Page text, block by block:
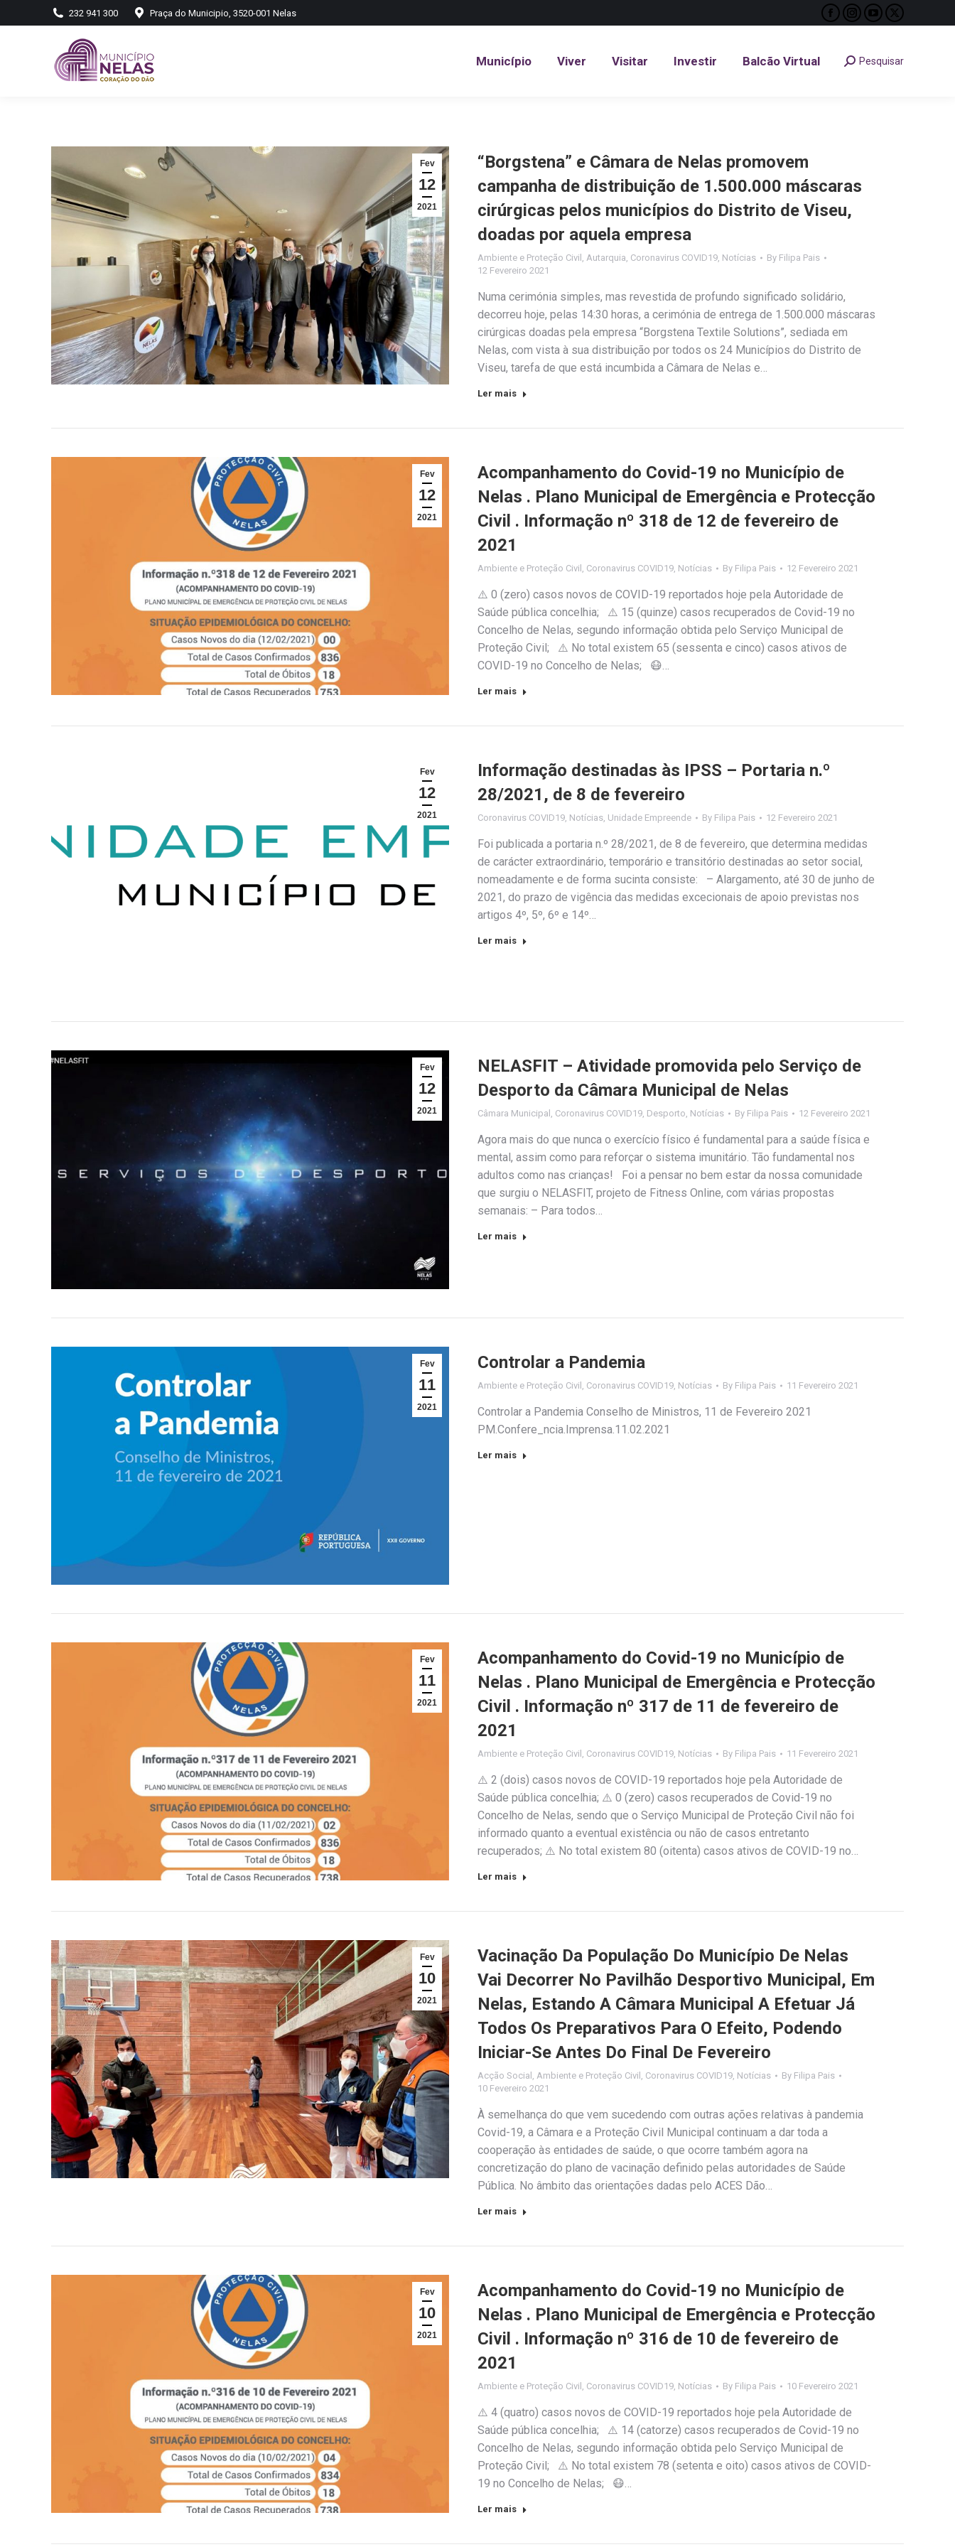
232 941 300 Praça do Municipio, 3520-001 Nelas
Facebook
opens
Instagram
opens
YouTube
opens
X
opens
Município Viver Visitar Investir Balcão Virtual Search:Pesquisar
Fev
12
2021
“Borgstena” e Câmara de Nelas promovem
campanha de distribuição de 1.500.000 máscaras
cirúrgicas pelos municípios do Distrito de Viseu,
doadas por aquela empresa
Ambiente e Proteção Civil , Autarquia, Coronavirus COVID19, Notícias By Filipa Pais
12 Fevereiro 2021
Numa cerimónia simples, mas revestida de profundo significado solidário,
decorreu hoje, pelas 14:30 horas, a cerimónia de entrega de 1.500.000 máscaras
cirúrgicas doadas pela empresa “Borgstena Textile Solutions”, sediada em
Nelas, com vista à sua distribuição por todos os 24 Municípios do Distrito de
Viseu, tarefa de que está incumbida a Câmara de Nelas e…
Ler mais
Fev
12
2021
Acompanhamento do Covid-19 no Município de
Nelas . Plano Municipal de Emergência e Protecção
Civil . Informação nº 318 de 12 de fevereiro de
2021
Ambiente e Proteção Civil , Coronavirus COVID19, Notícias By Filipa Pais 12 Fevereiro 2021
⚠️ 0 (zero) casos novos de COVID-19 reportados hoje pela Autoridade de
Saúde pública concelhia; ⚠️ 15 (quinze) casos recuperados de Covid-19 no
Concelho de Nelas, segundo informação obtida pelo Serviço Municipal de
Proteção Civil; ⚠️ No total existem 65 (sessenta e cinco) casos ativos de
COVID-19 no Concelho de Nelas; 😷…
Ler mais
Fev
12
2021
Informação destinadas às IPSS – Portaria n.º
28/2021, de 8 de fevereiro
Coronavirus COVID19, Notícias, Unidade Empreende By Filipa Pais 12 Fevereiro 2021
Foi publicada a portaria n.º 28/2021, de 8 de fevereiro, que determina medidas
de carácter extraordinário, temporário e transitório destinadas ao setor social,
nomeadamente e de forma sucinta consiste: – Alargamento, até 30 de junho de
2021, do prazo de vigência das medidas excecionais de apoio previstas nos
artigos 4º, 5º, 6º e 14º…
Ler mais
Fev
12
2021
NELASFIT – Atividade promovida pelo Serviço de
Desporto da Câmara Municipal de Nelas
Câmara Municipal , Coronavirus COVID19, Desporto, Notícias By Filipa Pais 12 Fevereiro 2021
Agora mais do que nunca o exercício físico é fundamental para a saúde física e
mental, assim como para reforçar o sistema imunitário. Tão fundamental nos
adultos como nas crianças! Foi a pensar no bem estar da nossa comunidade
que surgiu o NELASFIT, projeto de Fitness Online, com várias propostas
semanais: – Para todos…
Ler mais
Fev
11
2021
Controlar a Pandemia
Ambiente e Proteção Civil Coronavirus COVID19 Notícias By Filipa Pais 11 Fevereiro 2021
Controlar a Pandemia Conselho de Ministros, 11 de Fevereiro 2021
PM.Confere_ncia.Imprensa.11.02.2021
Ler mais
Fev
11
2021
Acompanhamento do Covid-19 no Município de
Nelas . Plano Municipal de Emergência e Protecção
Civil . Informação nº 317 de 11 de fevereiro de
2021
Ambiente e Proteção Civil , Coronavirus COVID19, Notícias By Filipa Pais 11 Fevereiro 2021
⚠️ 2 (dois) casos novos de COVID-19 reportados hoje pela Autoridade de
Saúde pública concelhia; ⚠️ 0 (zero) casos recuperados de Covid-19 no
Concelho de Nelas, sendo que o Serviço Municipal de Proteção Civil não foi
informado quanto a eventual existência ou não de casos entretanto
recuperados; ⚠️ No total existem 80 (oitenta) casos ativos de COVID-19 no…
Ler mais
Fev
10
2021
Vacinação Da População Do Município De Nelas
Vai Decorrer No Pavilhão Desportivo Municipal, Em
Nelas, Estando A Câmara Municipal A Efetuar Já
Todos Os Preparativos Para O Efeito, Podendo
Iniciar-Se Antes Do Final De Fevereiro
Acção Social , Ambiente e Proteção Civil , Coronavirus COVID19, Notícias By Filipa Pais
10 Fevereiro 2021
À semelhança do que vem sucedendo com outras ações relativas à pandemia
Covid-19, a Câmara e a Proteção Civil Municipal continuam a dar toda a
cooperação às entidades de saúde, o que ocorre também agora na
concretização do plano de vacinação definido pelas autoridades de Saúde
Pública. No âmbito das orientações dadas pelo ACES Dão…
Ler mais
Fev
10
2021
Acompanhamento do Covid-19 no Município de
Nelas . Plano Municipal de Emergência e Protecção
Civil . Informação nº 316 de 10 de fevereiro de
2021
Ambiente e Proteção Civil , Coronavirus COVID19, Notícias By Filipa Pais 10 Fevereiro 2021
⚠️ 4 (quatro) casos novos de COVID-19 reportados hoje pela Autoridade de
Saúde pública concelhia; ⚠️ 14 (catorze) casos recuperados de Covid-19 no
Concelho de Nelas, segundo informação obtida pelo Serviço Municipal de
Proteção Civil; ⚠️ No total existem 78 (setenta e oito) casos ativos de COVID-
19 no Concelho de Nelas; 😷…
Ler mais
Município Viver Visitar Investir Balcão Virtual Search:
Pesquisar